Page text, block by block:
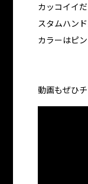
カッコイイ
スタムハンド
カラーはピ
動画もぜひ